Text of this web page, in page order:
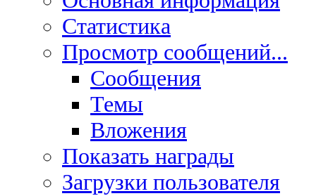
Статистика
Просмотр сообщений...
Сообщения
Темы
Вложения
Показать награды
Загрузки пользователя